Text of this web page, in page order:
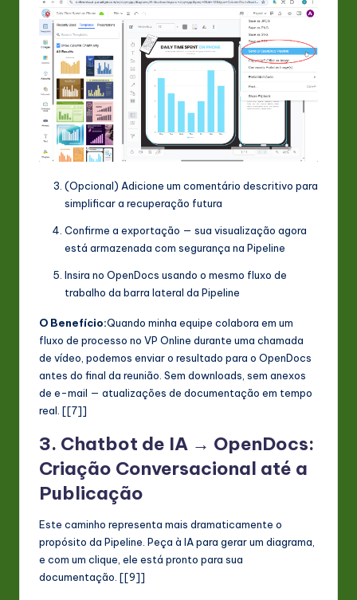
(Opcional) Adicione um comentário descritivo para
simplificar a recuperação futura
Confirme a exportação — sua visualização agora
está armazenada com segurança na Pipeline
Insira no OpenDocs usando o mesmo fluxo de
trabalho da barra lateral da Pipeline
O Benefício:Quando minha equipe colabora em um
fluxo de processo no VP Online durante uma chamada
de vídeo, podemos enviar o resultado para o OpenDocs
antes do final da reunião. Sem downloads, sem anexos
de e-mail — atualizações de documentação em tempo
real. [[7]]
3. Chatbot de IA → OpenDocs:
Criação Conversacional até a
Publicação
Este caminho representa mais dramaticamente o
propósito da Pipeline. Peça à IA para gerar um diagrama,
e com um clique, ele está pronto para sua
documentação. [[9]]